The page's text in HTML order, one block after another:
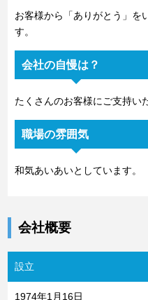
お客様から「ありがとう」を
す。
会社の自慢は？
たくさんのお客様にご支持い
職場の雰囲気
和気あいあいとしています。
会社概要
設立
1974年1月16日